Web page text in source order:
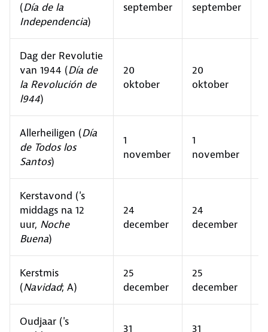
(Día de la
Independencia)
september
september
Dag der Revolutie
van 1944 (Día de
la Revolución de
l944)
20
oktober
20
oktober
Allerheiligen (Día
de Todos los
Santos)
1
november
1
november
Kerstavond ('s
middags na 12
uur, Noche
Buena)
24
december
24
december
Kerstmis
(Navidad; A)
25
december
25
december
Oudjaar ('s
31 31